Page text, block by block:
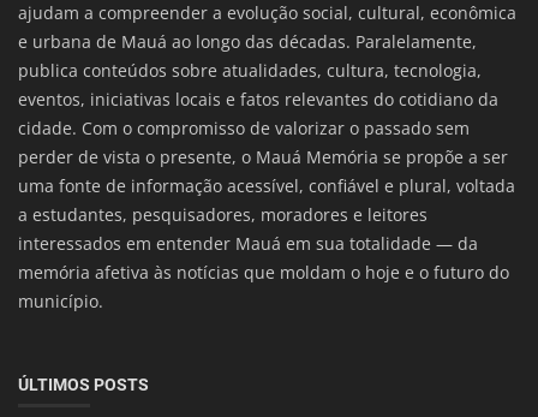
ajudam a compreender a evolução social, cultural, econômica
e urbana de Mauá ao longo das décadas. Paralelamente,
publica conteúdos sobre atualidades, cultura, tecnologia,
eventos, iniciativas locais e fatos relevantes do cotidiano da
cidade. Com o compromisso de valorizar o passado sem
perder de vista o presente, o Mauá Memória se propõe a ser
uma fonte de informação acessível, confiável e plural, voltada
a estudantes, pesquisadores, moradores e leitores
interessados em entender Mauá em sua totalidade — da
memória afetiva às notícias que moldam o hoje e o futuro do
município.
ÚLTIMOS POSTS